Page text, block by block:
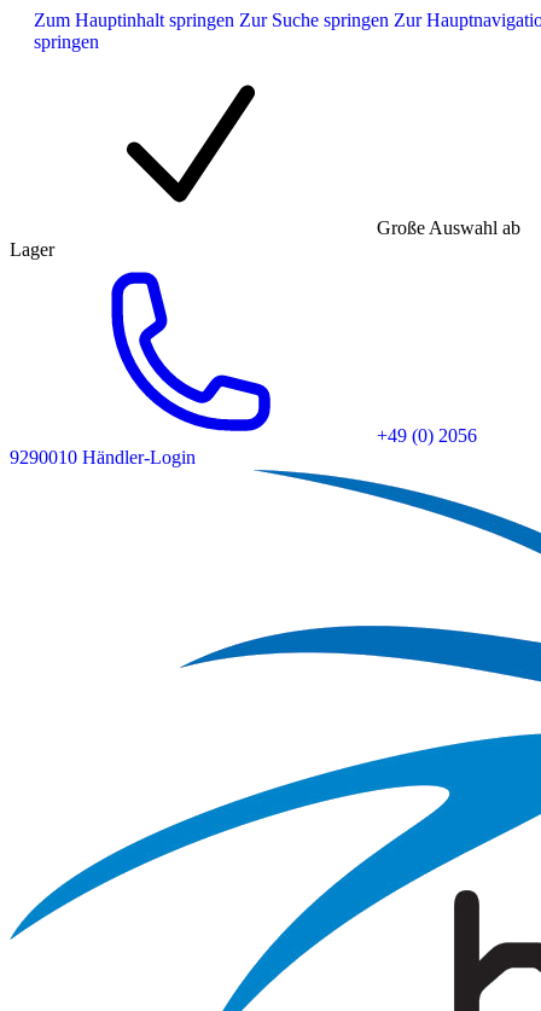
Zum Hauptinhalt springen Zur Suche springen Zur
springen
Große Auswahl ab
Lager
+49 (0) 2056
9290010 Händler-Login